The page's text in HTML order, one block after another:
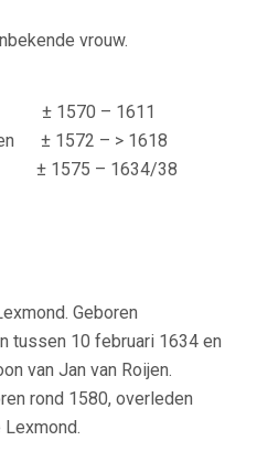
vrouw.
± 1570 – 1611
± 1572 – > 1618
± 1575 – 1634/38
Geboren
tussen 10 februari 1634 en
van Jan van Roijen.
rond 1580, overleden